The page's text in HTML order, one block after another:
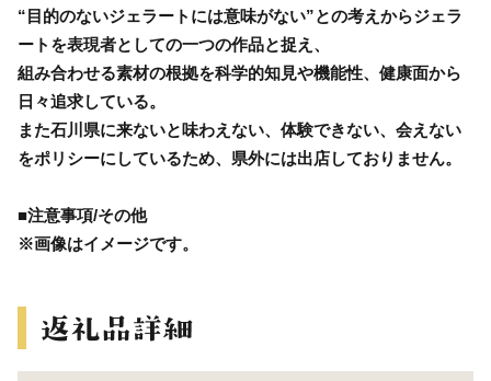
“目的のないジェラートには意味がない”との考えからジェラ
ートを表現者としての一つの作品と捉え、
組み合わせる素材の根拠を科学的知見や機能性、健康面から
日々追求している。
また石川県に来ないと味わえない、体験できない、会えない
をポリシーにしているため、県外には出店しておりません。
■注意事項/その他
※画像はイメージです。